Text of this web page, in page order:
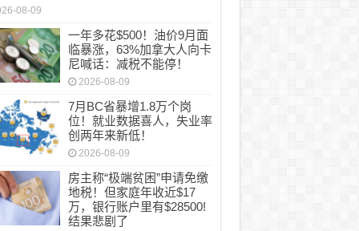
08-09
一年多花$500！油价9月面
临暴涨，63%加拿大人向卡
尼喊话：减税不能停！
2026-08-09
7月BC省暴增1.8万个岗
位！就业数据喜人，失业率
创两年来新低！
2026-08-09
房主称“极端贫困”申请免缴
地税！但家庭年收近$17
万，银行账户里有$28500!
结果悲剧了